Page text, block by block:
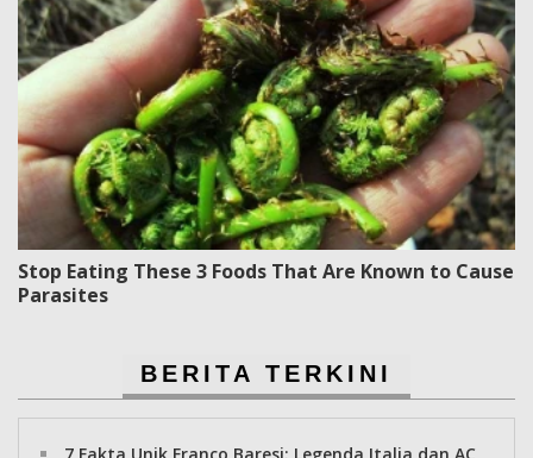
Stop Eating These 3 Foods That Are Known to Cause
Parasites
BERITA TERKINI
7 Fakta Unik Franco Baresi: Legenda Italia dan AC